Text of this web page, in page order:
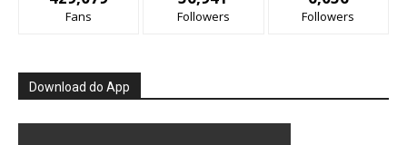
Fans Followers Followers
Download do App